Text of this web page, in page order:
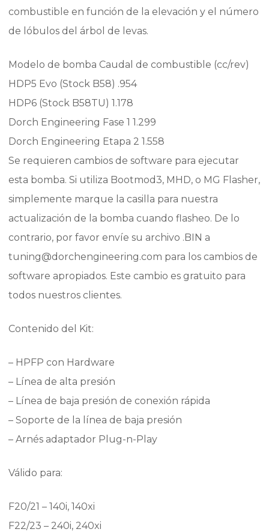
combustible en función de la elevación y el número
de lóbulos del árbol de levas.
Modelo de bomba Caudal de combustible (cc/rev)
HDP5 Evo (Stock B58) .954
HDP6 (Stock B58TU) 1.178
Dorch Engineering Fase 1 1.299
Dorch Engineering Etapa 2 1.558
Se requieren cambios de software para ejecutar
esta bomba. Si utiliza Bootmod3, MHD, o MG Flasher,
simplemente marque la casilla para nuestra
actualización de la bomba cuando flasheo. De lo
contrario, por favor envíe su archivo .BIN a
tuning@dorchengineering.com para los cambios de
software apropiados. Este cambio es gratuito para
todos nuestros clientes.
Contenido del Kit:
– HPFP con Hardware
– Línea de alta presión
– Línea de baja presión de conexión rápida
– Soporte de la línea de baja presión
– Arnés adaptador Plug-n-Play
Válido para:
F20/21 – 140i, 140xi
F22/23 – 240i, 240xi